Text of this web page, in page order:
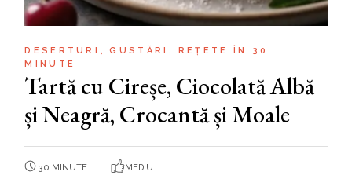
DESERTURI GUSTĂRI
REȚETE ÎN 30
MINUTE
Tartă cu Cireșe, Ciocolată Albă
și Neagră, Crocantă și Moale
30 MINUTE MEDIU